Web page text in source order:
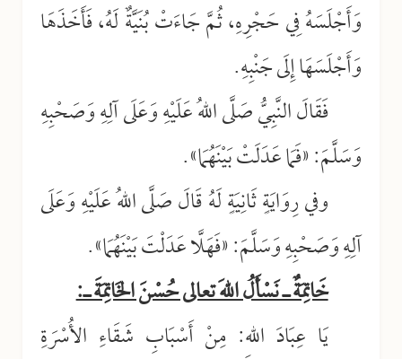
وَأَجْلَسَهُ فِي حَجْرِهِ، ثُمَّ جَاءَتْ بُنَيَّةٌ لَهُ، فَأَخَذَهَا
وَأَجْلَسَهَا إِلَى جَنْبِهِ.
فَقَالَ النَّبِيُّ صَلَّى اللهُ عَلَيْهِ وَعَلَى آلِهِ وَصَحْبِهِ
وَسَلَّمَ: «فَمَا عَدَلَتْ بَيْنَهُمَا».
وفي رِوَايَةٍ ثَانِيَةٍ لَهُ قَالَ صَلَّى اللهُ عَلَيْهِ وَعَلَى
آلِهِ وَصَحْبِهِ وَسَلَّمَ: «فَهَلَّا عَدَلْتَ بَيْنَهُمَا».
خَاتِمَةٌ ـ نَسْأَلُ اللهَ تعالى حُسْنَ الخَاتِمَةَ ـ:
يَا عِبَادَ اللهِ: مِنْ أَسْبَابِ شَقَاءِ الأُسْرَةِ